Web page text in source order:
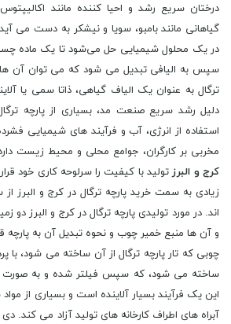
درختان سریع رشد و احیا کننده مانند
گیاهانی مانند بامبو، سویا و نیشکر به دست می
در یک محلول شیمیایی حل می‌شود تا یک ماده
سپس به الیافی تبدیل می ‌شود که می‌ توان آن‌ ها
ترگال به عنوان یک الیاف گیاهی، ذاتا سمی یا
دلیل رشد سریع صنعت مد، بسیاری از پارچه ترگال
استفاده از انرژی، آب و فرآیند های شیمیایی
مخربی بر کارگران، جوامع محلی و محیط ‌زیست
کرج و البرزتولید با کیفیت را سرلوحه کاری خود
زیادی به سمت خرید پارچه ترگال در کرج و البرز
اند. در مورد تولیدی پارچه ترگال در کرج و البرز دو
و آن ها منبع خمیر چوب و نحوه تبدیل آن به پارچه
چوبی که تار پارچه ترگال از آن ساخته می ‌شود، با
ساخته می ‌شود، که سپس فیلتر شده و به صورت
این یک فرآیند بسیار آلاینده است و بسیاری از
آبراه های اطراف کارخانه های تولید آزاد می کند.